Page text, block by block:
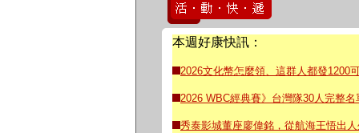
本週好康快訊：
2026文化幣怎麼領、這群人都發1200
2026 WBC經典賽》台灣隊30人完整
秀泰影城董座廖偉銘，從航海王悟出